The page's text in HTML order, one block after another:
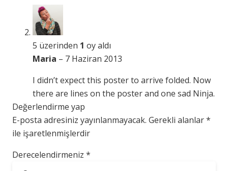
5 üzerinden 1 oy aldı
Maria – 7 Haziran 2013
I didn’t expect this poster to arrive folded. Now
there are lines on the poster and one sad Ninja.
Değerlendirme yap
E-posta adresiniz yayınlanmayacak. Gerekli alanlar*
ile işaretlenmişlerdir
Derecelendirmeniz *